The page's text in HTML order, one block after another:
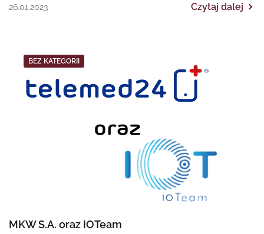
26.01.2023
Czytaj dalej
BEZ KATEGORII
MKW S.A. oraz IOTeam